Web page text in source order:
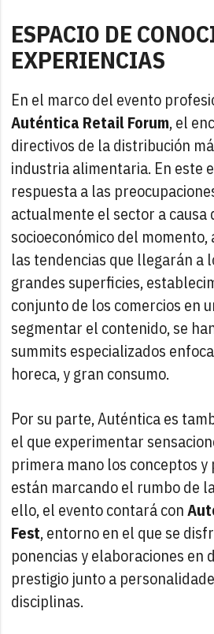
ESPACIO DE
EXPERIENCIAS
En el marco del evento
Auténtica Retail Forum, el
directivos de la distribución
industria alimentaria. En este
respuesta a las
actualmente el sector a causa
socioeconómico del momento,
las tendencias que llegarán a
grandes superficies,
conjunto de los comercios en
segmentar el contenido, se
summits especializados
horeca, y gran consumo.
Por su parte, Auténtica es
el que experimentar
primera mano los conceptos y
están marcando el rumbo de
ello, el evento contará con
Fest, entorno en el que se
ponencias y elaboraciones en
prestigio junto a
disciplinas.